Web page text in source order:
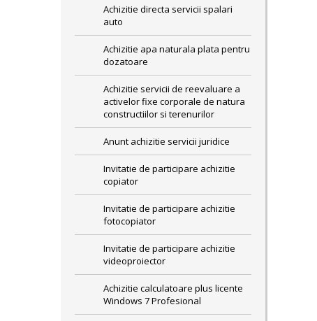
Achizitie directa servicii spalari
auto
Achizitie apa naturala plata pentru
dozatoare
Achizitie servicii de reevaluare a
activelor fixe corporale de natura
constructiilor si terenurilor
Anunt achizitie servicii juridice
Invitatie de participare achizitie
copiator
Invitatie de participare achizitie
fotocopiator
Invitatie de participare achizitie
videoproiector
Achizitie calculatoare plus licente
Windows 7 Profesional